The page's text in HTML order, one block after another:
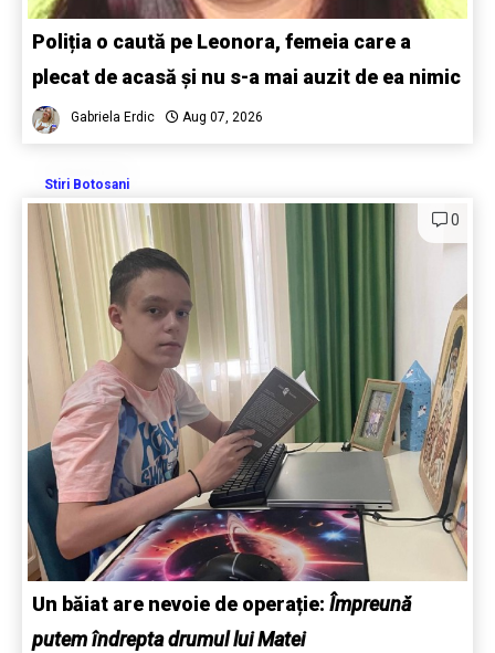
Poliția o caută pe Leonora, femeia care a
plecat de acasă și nu s-a mai auzit de ea nimic
Gabriela Erdic Aug 07, 2026
Stiri Botosani
0
Un băiat are nevoie de operație: Împreună
putem îndrepta drumul lui Matei